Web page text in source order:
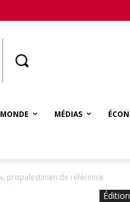
MONDE MÉDIAS
propalestinien de référence